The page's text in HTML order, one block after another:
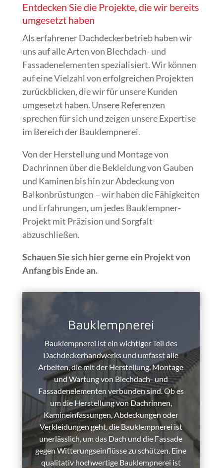
Entdecken Sie die Projekte, die wir bereits
umgesetzt haben
Als erfahrener Dachdeckerbetrieb haben wir
uns auf alle Arten von Blechdach- und
Fassadenelementen spezialisiert. Wir können
auf eine Vielzahl von erfolgreichen Projekten
zurückblicken, die wir für unsere Kunden
umgesetzt haben. Unsere Referenzen
sprechen für sich und zeigen unsere Expertise
im Bereich der Bauklempnerei.
Von der Herstellung und Montage von
Dachrinnen über die Bekleidung von Gauben
und Kaminen bis hin zur Abdeckung von
Balkonbrüstungen – wir haben die Fähigkeiten
und Erfahrungen, um jedes Bauklempner-
Projekt mit Präzision und Sorgfalt
abzuschließen.
Schauen Sie sich hier gerne ein Projekt von
Anfang bis Ende an.
Bauklempnerei
Bauklempnerei ist ein wichtiger Teil des
Dachdeckerhandwerks und umfasst alle
Arbeiten, die mit der Herstellung, Montage
und Wartung von Blechdach- und
Fassadenelementen verbunden sind. Ob es
um die Herstellung von Dachrinnen,
Kamineinfassungen, Abdeckungen oder
Verkleidungen geht, die Bauklempnerei ist
unerlässlich, um das Dach und die Fassade
gegen Witterungseinflüsse zu schützen. Eine
qualitativ hochwertige Bauklempnerei ist